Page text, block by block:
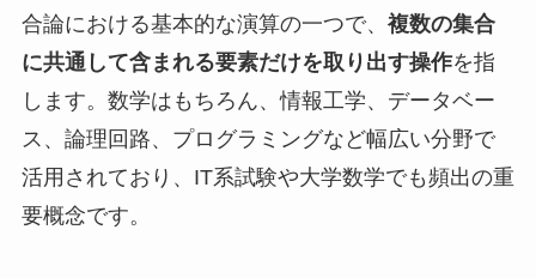
合論における基本的な演算の一つで、 複数の集合
に共通して含まれる要素だけを取り出す操作を指
します。数学はもちろん、情報工学、データベー
ス、論理回路、プログラミングなど幅広い分野で
活用されており、IT系試験や大学数学でも頻出の重
要概念です。